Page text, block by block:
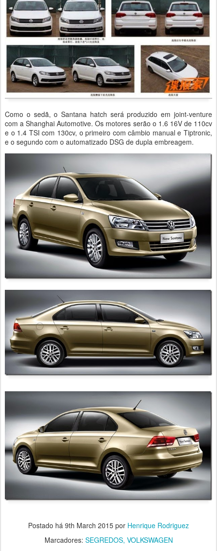
Como o sedã, o Santana hatch será produzido em joint-venture
com a Shanghai Automotive. Os motores serão o 1.6 16V de 110cv
e o 1.4 TSI com 130cv, o primeiro com câmbio manual e Tiptronic,
e o segundo com o automatizado DSG de dupla embreagem.
Postado há 9th March 2015 por Henrique Rodriguez
Marcadores: SEGREDOS VOLKSWAGEN